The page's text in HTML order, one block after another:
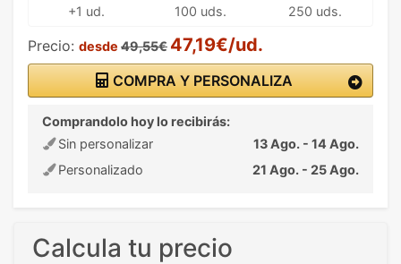
+1 ud. 100 uds. 250 uds.
Precio: desde 49,55€ 47,19€/ud.
COMPRA Y PERSONALIZA
Comprandolo hoy lo recibirás:
Sin personalizar
13 Ago. - 14 Ago.
Personalizado
21 Ago. - 25 Ago.
Calcula tu precio